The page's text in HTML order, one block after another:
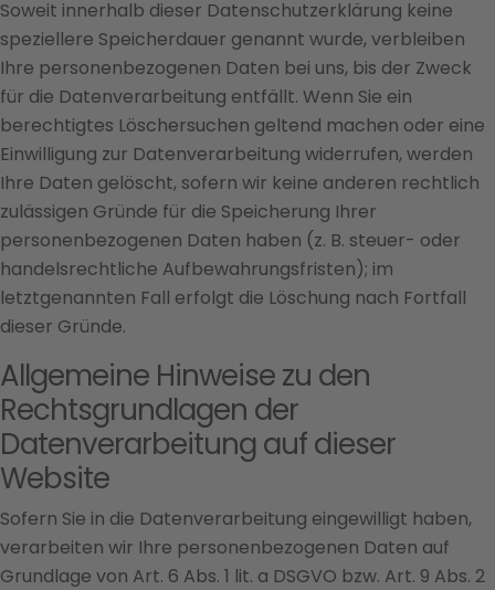
Soweit innerhalb dieser Datenschutzerklärung keine
speziellere Speicherdauer genannt wurde, verbleiben
Ihre personenbezogenen Daten bei uns, bis der Zweck
für die Datenverarbeitung entfällt. Wenn Sie ein
berechtigtes Löschersuchen geltend machen oder eine
Einwilligung zur Datenverarbeitung widerrufen, werden
Ihre Daten gelöscht, sofern wir keine anderen rechtlich
zulässigen Gründe für die Speicherung Ihrer
personenbezogenen Daten haben (z. B. steuer- oder
handelsrechtliche Aufbewahrungsfristen); im
letztgenannten Fall erfolgt die Löschung nach Fortfall
dieser Gründe.
Allgemeine Hinweise zu den
Rechtsgrundlagen der
Datenverarbeitung auf dieser
Website
Sofern Sie in die Datenverarbeitung eingewilligt haben,
verarbeiten wir Ihre personenbezogenen Daten auf
Grundlage von Art. 6 Abs. 1 lit. a DSGVO bzw. Art. 9 Abs. 2